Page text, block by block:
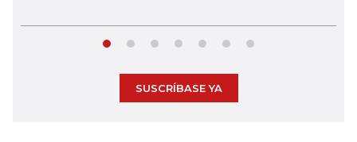
SUSCRÍBASE YA